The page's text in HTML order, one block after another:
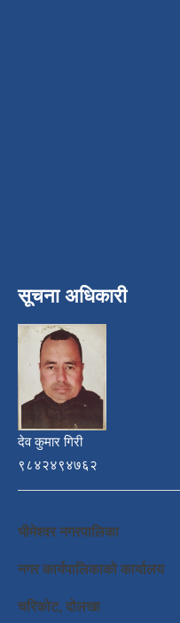
सूचना अधिकारी
देव कुमार गिरी
९८४२४९४७६२
भीमेश्वर नगरपालिका
नगर कार्यपालिकाको कार्यालय
चरिकोट, दोलखा